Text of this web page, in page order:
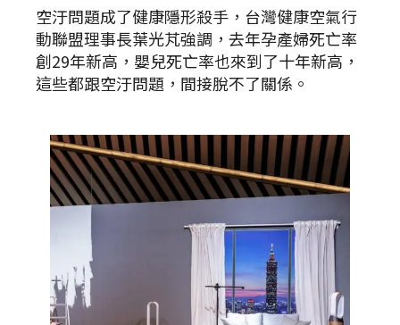
空汙問題成了健康隱形殺手，台灣健康空氣行
動聯盟理事長葉光芃強調，去年孕產婦死亡率
創29年新高，嬰兒死亡率也來到了十年新高，
這些都跟空汙問題，間接脫不了關係。